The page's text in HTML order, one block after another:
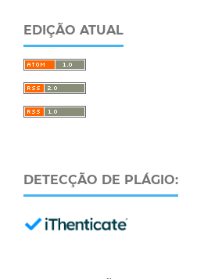
EDIÇÃO ATUAL
DETECÇÃO DE PLÁGIO: